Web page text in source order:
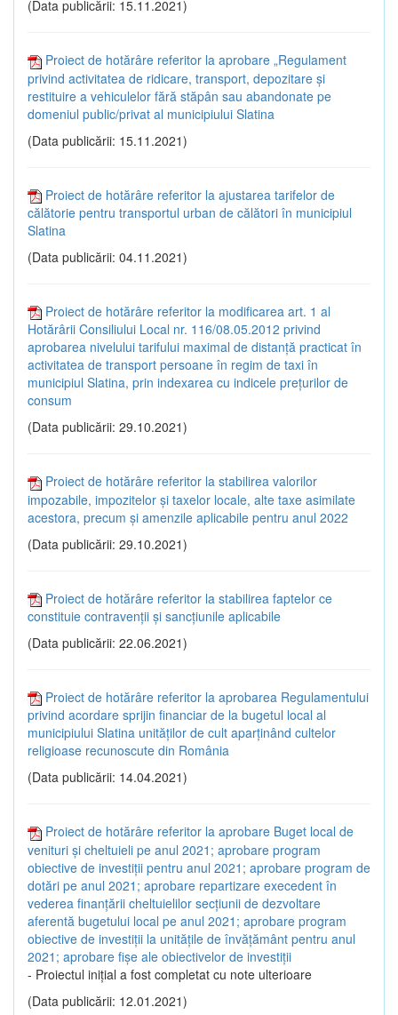
(Data publicării: 15.11.2021)
Proiect de hotărâre referitor la aprobare „Regulament
privind activitatea de ridicare, transport, depozitare și
restituire a vehiculelor fără stăpân sau abandonate pe
domeniul public/privat al municipiului Slatina
(Data publicării: 15.11.2021)
Proiect de hotărâre referitor la ajustarea tarifelor de
călătorie pentru transportul urban de călători în municipiul
Slatina
(Data publicării: 04.11.2021)
Proiect de hotărâre referitor la modificarea art. 1 al
Hotărârii Consiliului Local nr. 116/08.05.2012 privind
aprobarea nivelului tarifului maximal de distanță practicat în
activitatea de transport persoane în regim de taxi în
municipiul Slatina, prin indexarea cu indicele prețurilor de
consum
(Data publicării: 29.10.2021)
Proiect de hotărâre referitor la stabilirea valorilor
impozabile, impozitelor și taxelor locale, alte taxe asimilate
acestora, precum și amenzile aplicabile pentru anul 2022
(Data publicării: 29.10.2021)
Proiect de hotărâre referitor la stabilirea faptelor ce
constituie contravenții și sancțiunile aplicabile
(Data publicării: 22.06.2021)
Proiect de hotărâre referitor la aprobarea Regulamentului
privind acordare sprijin financiar de la bugetul local al
municipiului Slatina unităților de cult aparținând cultelor
religioase recunoscute din România
(Data publicării: 14.04.2021)
Proiect de hotărâre referitor la aprobare Buget local de
venituri și cheltuieli pe anul 2021; aprobare program
obiective de investiții pentru anul 2021; aprobare program de
dotări pe anul 2021; aprobare repartizare execedent în
vederea finanțării cheltuielilor secțiunii de dezvoltare
aferentă bugetului local pe anul 2021; aprobare program
obiective de investiții la unitățile de învățământ pentru anul
2021; aprobare fișe ale obiectivelor de investiții
- Proiectul inițial a fost completat cu note ulterioare
(Data publicării: 12.01.2021)